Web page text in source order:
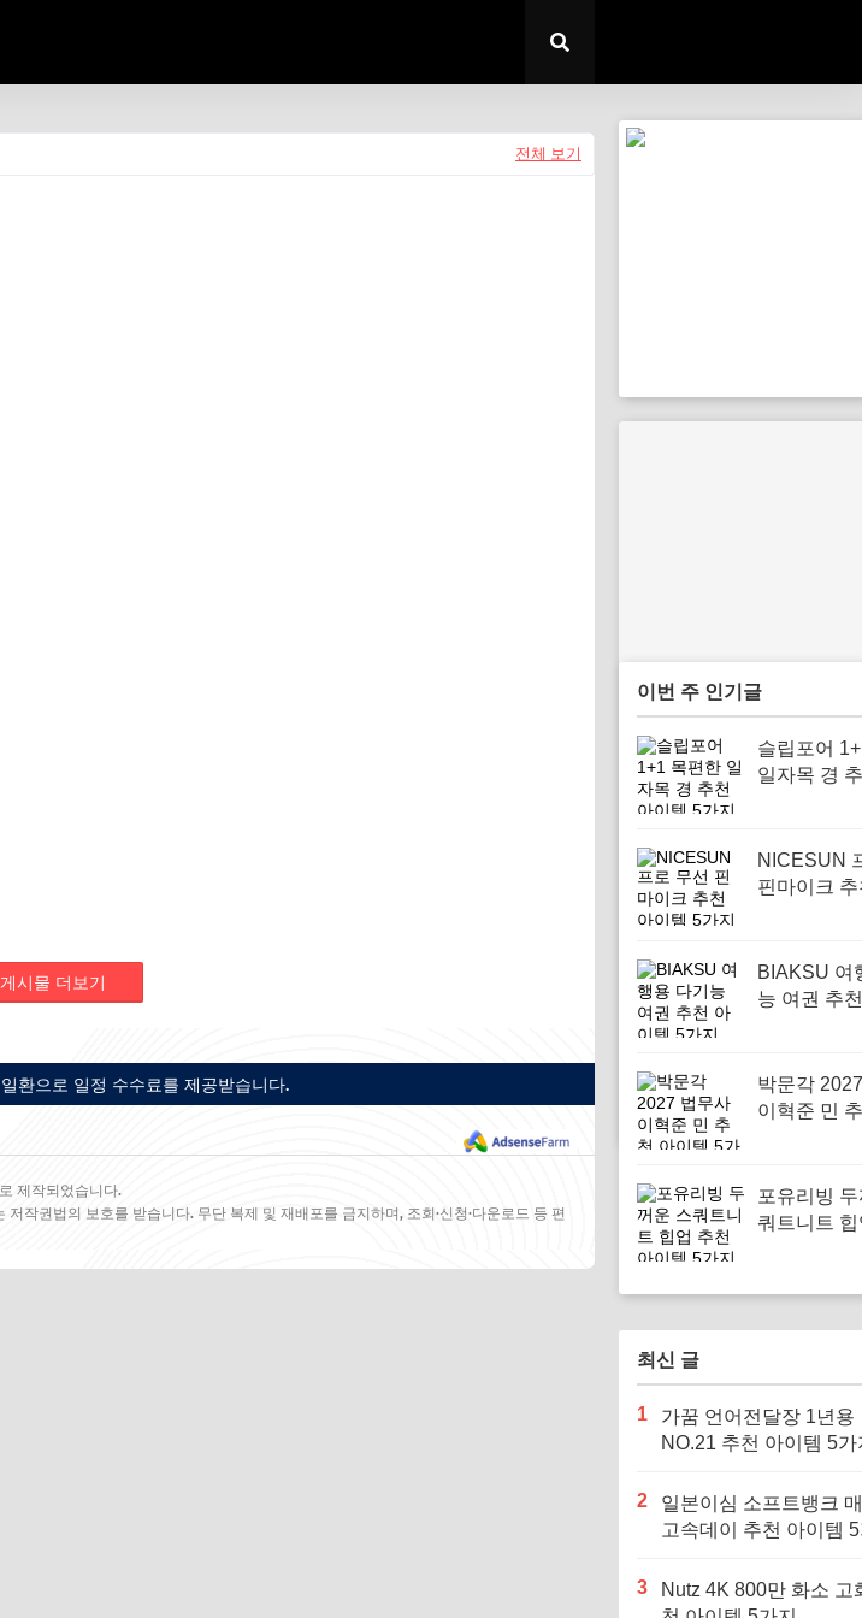
전체 보기
게시물 더보기
환으로 일정 수수료를 제공받습니다.
제작되었습니다.
작권법의 보호를 받습니다. 무단 복제 및 재배포를 금지하며, 조회·신청·다운로드 등 편
이번 주 인기글
슬립포어
일자목 경
NICESUN
핀마이크
BIAKSU 여
능 여권 추
박문각
이혁준 민
포유리빙
쿼트니트
최신 글
1
가꿈 언어전달장 1년용
NO.21 추천 아이템 5가
2
일본이심 소프트뱅크
고속데이 추천 아이템
3
Nutz 4K 800만 화소 고